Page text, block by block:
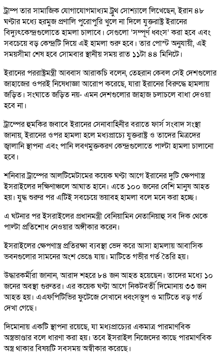
ট্রাম্প তার সামাজিক যোগাযোগমাধ্যম ট্রুথ সোশ্যালে লিখেছেন, ইরান ৪৮
ঘণ্টার মধ্যে হরমুজ প্রণালি পুরোপুরি খুলে না দিলে যুক্তরাষ্ট্র ইরানের
বিদ্যুৎকেন্দ্রগুলোতে হামলা চালাবে। সেগুলো ‘সম্পূর্ণ ধ্বংস’ করা হবে এবং
সবচেয়ে বড় কেন্দ্রটি দিয়ে এই হামলা শুরু হবে। তার পোস্ট অনুযায়ী, এই
সময়সীমা শেষ হবে সোমবার স্থানীয় সময় রাত ১১টা ৪৪ মিনিটে।
ইরানের পররাষ্ট্রমন্ত্রী আব্বাস আরাকচি বলেন, তেহরান কেবল সেই দেশগুলোর
জাহাজের ওপরই নিষেধাজ্ঞা আরোপ করেছে, যারা ইরানের বিরুদ্ধে হামলায়
জড়িত। সংঘাতে জড়িত নয়- এমন দেশগুলোর জাহাজ চলাচলে বাধা দেওয়া
হবে না।
ট্রাম্পের হুমকির জবাবে ইরানের সেনাবাহিনীর বরাতে ফার্স সংবাদ সংস্থা
জানায়, ইরানের ওপর হামলা হলে মধ্যপ্রাচ্যে যুক্তরাষ্ট্র ও তাদের মিত্রদের
জ্বালানি স্থাপনা এবং পানি লবণমুক্তকরণ কেন্দ্রগুলোতে পাল্টা হামলা চালানো
হবে।
শনিবার ট্রাম্পের আলটিমেটামের কয়েক ঘণ্টা আগে ইরানের দুটি ক্ষেপণাস্ত্র
ইসরাইলের দক্ষিণাঞ্চলে আঘাত হানে। এতে ১০০ জনের বেশি মানুষ আহত
হয়। যুদ্ধ শুরুর পর এটিই সবচেয়ে ভয়াবহ হামলা বলে মনে করা হচ্ছে।
এ ঘটনার পর ইসরাইলের প্রধানমন্ত্রী বেনিয়ামিন নেতানিয়াহু সব দিক থেকে
পাল্টা প্রতিশোধ নেওয়ার অঙ্গীকার করেন।
ইসরাইলের ক্ষেপণাস্ত্র প্রতিরক্ষা ব্যবস্থা ভেদ করে আসা হামলায় আবাসিক
ভবনগুলোর সামনের অংশ ভেঙে যায়। মাটিতে গভীর গর্ত তৈরি হয়।
উদ্ধারকর্মীরা জানান, আরাদ শহরে ৮৪ জন আহত হয়েছেন। তাদের মধ্যে ১০
জনের অবস্থা গুরুতর। এর কয়েক ঘণ্টা আগে নিকটবর্তী দিমোনায় ৩৩ জন
আহত হয়। এএফপিটিভির ফুটেজে সেখানে ধ্বংসস্তূপ ও মাটিতে বড় গর্ত
দেখা গেছে।
দিমোনায় একটি স্থাপনা রয়েছে, যা মধ্যপ্রাচ্যের একমাত্র পারমাণবিক
অস্ত্রভাণ্ডার বলে ধারণা করা হয়। তবে ইসরাইল নিজেদের কাছে পারমাণবিক
অস্ত্র থাকার বিষয়টি সবসময় অস্বীকার করেছে।